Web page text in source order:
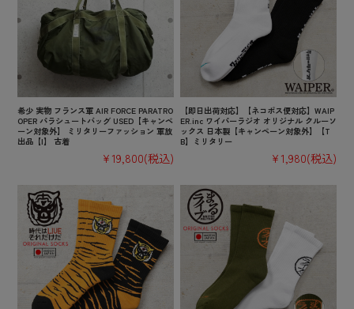
希少 実物 フランス軍 AIR FORCE PARATRO
OPER パラシュートバッグ USED【キャンペ
ーン対象外】 ミリタリーファッション 軍放
出品【I】 古着
¥19,800(税込)
【即日出荷対応】【ネコポス便対応】WAIP
ER.inc ワイパーラジオ オリジナル クルーソ
ックス 日本製【キャンペーン対象外】【T
B】ミリタリー
¥1,980(税込)